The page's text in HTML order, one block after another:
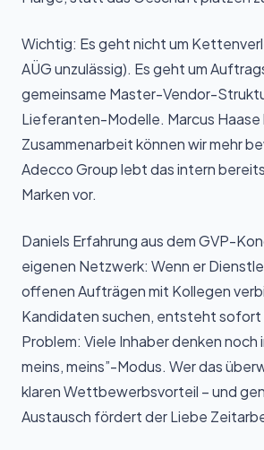
Wichtig: Es geht nicht um
AÜG unzulässig). Es geht um
gemeinsame Master-Vendor-
Lieferanten-Modelle. Marcus
Zusammenarbeit können wir mehr
Adecco Group lebt das intern
Marken vor.
Daniels Erfahrung aus dem GVP-
eigenen Netzwerk: Wenn er
offenen Aufträgen mit Kollegen
Kandidaten suchen, entsteht
Problem: Viele Inhaber denken noch
meins, meins”-Modus. Wer das
klaren Wettbewerbsvorteil – und
Austausch fördert der Liebe